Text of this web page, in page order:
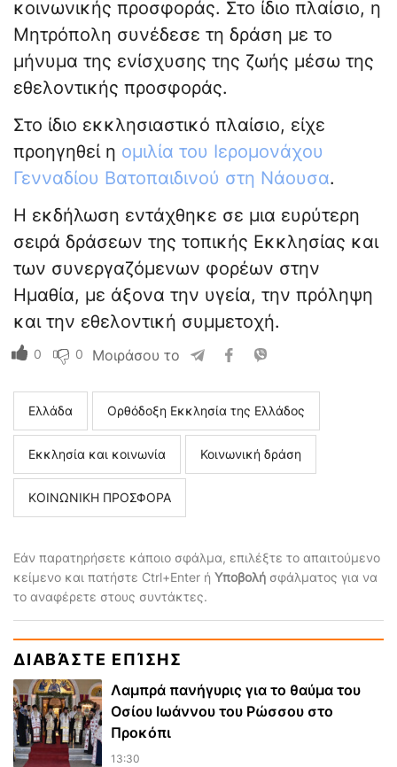
κοινωνικής προσφοράς. Στο ίδιο πλαίσιο, η
Μητρόπολη συνέδεσε τη δράση με το
μήνυμα της ενίσχυσης της ζωής μέσω της
εθελοντικής προσφοράς.
Στο ίδιο εκκλησιαστικό πλαίσιο, είχε
προηγηθεί η ομιλία του Ιερομονάχου
Γενναδίου Βατοπαιδινού στη Νάουσα.
Η εκδήλωση εντάχθηκε σε μια ευρύτερη
σειρά δράσεων της τοπικής Εκκλησίας και
των συνεργαζόμενων φορέων στην
Ημαθία, με άξονα την υγεία, την πρόληψη
και την εθελοντική συμμετοχή.
0 0 Μοιράσου το
Ελλάδα Ορθόδοξη Εκκλησία της Ελλάδος
Εκκλησία και κοινωνία Κοινωνική δράση
ΚΟΙΝΩΝΙΚΗ ΠΡΟΣΦΟΡΑ
Εάν παρατηρήσετε κάποιο σφάλμα, επιλέξτε το απαιτούμενο
κείμενο και πατήστε Ctrl+Enter ή Υποβολή σφάλματος για να
το αναφέρετε στους συντάκτες.
ΔΙΑΒΆΣΤΕ ΕΠΊΣΗΣ
Λαμπρά πανήγυρις για το θαύμα του
Οσίου Ιωάννου του Ρώσσου στο
Προκόπι
13:30